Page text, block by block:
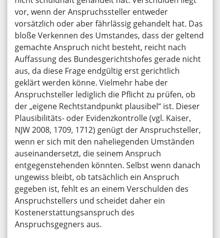
vor, wenn der Anspruchssteller entweder
vorsätzlich oder aber fährlässig gehandelt hat. Das
bloße Verkennen des Umstandes, dass der geltend
gemachte Anspruch nicht besteht, reicht nach
Auffassung des Bundesgerichtshofes gerade nicht
aus, da diese Frage endgültig erst gerichtlich
geklärt werden könne. Vielmehr habe der
Anspruchsteller lediglich die Pflicht zu prüfen, ob
der „eigene Rechtstandpunkt plausibel“ ist. Dieser
Plausibilitäts- oder Evidenzkontrolle (vgl. Kaiser,
NJW 2008, 1709, 1712) genügt der Anspruchsteller,
wenn er sich mit den naheliegenden Umständen
auseinandersetzt, die seinem Anspruch
entgegenstehenden könnten. Selbst wenn danach
ungewiss bleibt, ob tatsächlich ein Anspruch
gegeben ist, fehlt es an einem Verschulden des
Anspruchstellers und scheidet daher ein
Kostenerstattungsanspruch des
Anspruchsgegners aus.